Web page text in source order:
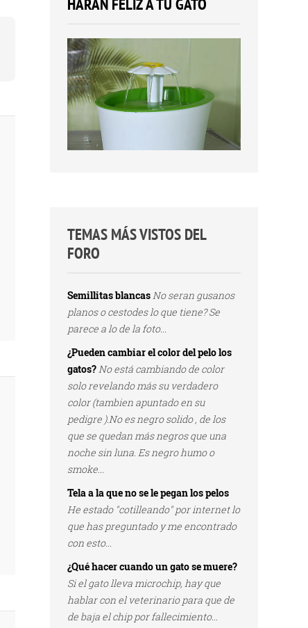
TEMAS MÁS VISTOS DEL
FORO
Semillitas blancasNo seran gusanos
planos o cestodes lo que tiene? Se
parece a lo de la foto...
¿Pueden cambiar el color del pelo los
gatos?No está cambiando de color
solo revelando más su verdadero
color (tambien apuntado en su
pedigre ).No es negro solido , de los
que se quedan más negros que una
noche sin luna. Es negro humo o
smoke...
Tela a la que no se le pegan los pelos
He estado "cotilleando" por internet lo
que has preguntado y me encontrado
con esto...
¿Qué hacer cuando un gato se muere?
Si el gato lleva microchip, hay que
hablar con el veterinario para que de
de baja el chip por fallecimiento...